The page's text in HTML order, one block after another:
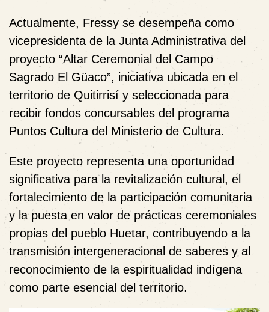
Actualmente, Fressy se desempeña como
vicepresidenta de la Junta Administrativa del
proyecto “Altar Ceremonial del Campo
Sagrado El Güaco”, iniciativa ubicada en el
territorio de Quitirrisí y seleccionada para
recibir fondos concursables del programa
Puntos Cultura del Ministerio de Cultura.
Este proyecto representa una oportunidad
significativa para la revitalización cultural, el
fortalecimiento de la participación comunitaria
y la puesta en valor de prácticas ceremoniales
propias del pueblo Huetar, contribuyendo a la
transmisión intergeneracional de saberes y al
reconocimiento de la espiritualidad indígena
como parte esencial del territorio.